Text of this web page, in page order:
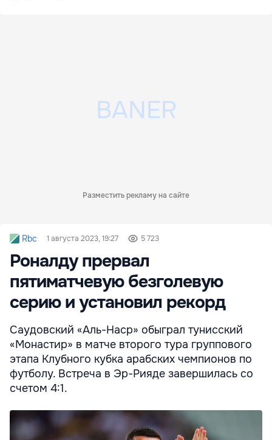
Разместить рекламу на сайте
Rbc 1 августа 2023, 19:27 5 723
Роналду прервал
пятиматчевую безголевую
серию и установил рекорд
Саудовский «Аль-Наср» обыграл тунисский
«Монастир» в матче второго тура группового
этапа Клубного кубка арабских чемпионов по
футболу. Встреча в Эр-Рияде завершилась со
счетом 4:1.